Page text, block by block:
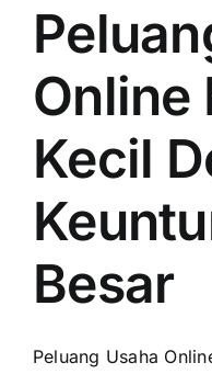
Online
Kecil
Besar
Peluang Usaha